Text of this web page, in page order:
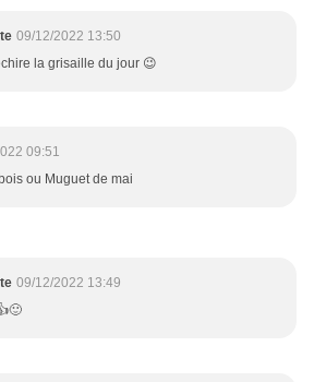
09/12/2022 13:50
la grisaille du jour 😉
09:51
ou Muguet de mai
09/12/2022 13:49